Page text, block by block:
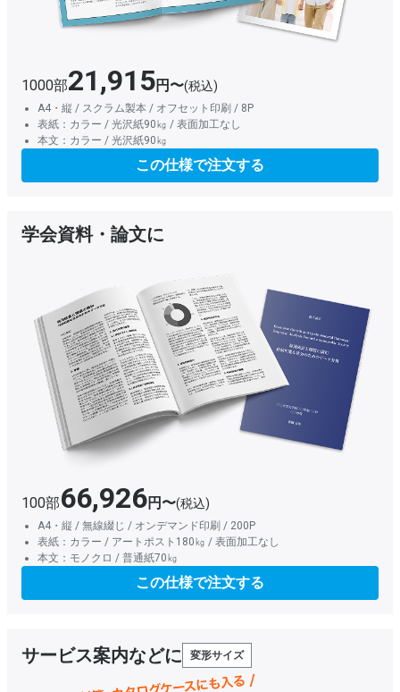
1000部21,915円〜(税込)
A4・縦 / スクラム製本 / オフセット印刷 / 8P
表紙：カラー / 光沢紙90㎏ / 表面加工なし
本文：カラー / 光沢紙90㎏
この仕様で注文する
学会資料・論文に
100部66,926円〜(税込)
A4・縦 / 無線綴じ / オンデマンド印刷 / 200P
表紙：カラー / アートポスト180㎏ / 表面加工なし
本文：モノクロ / 普通紙70㎏
この仕様で注文する
サービス案内などに 変形サイズ